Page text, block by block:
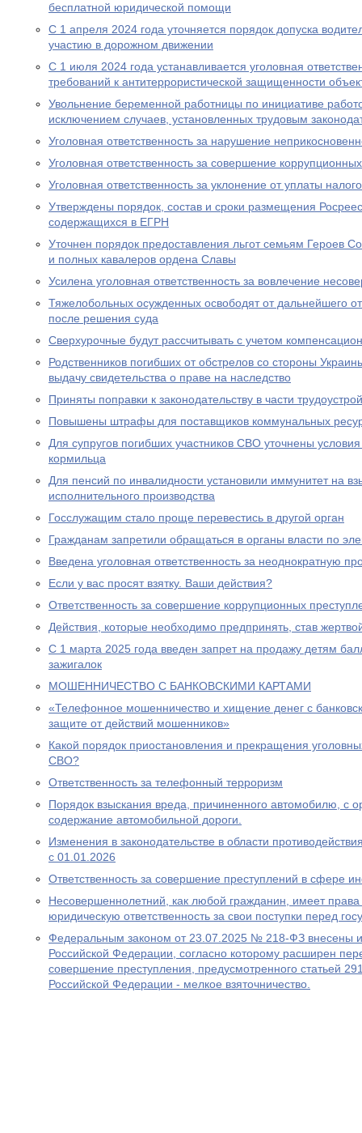
бесплатной юридической помощи
С 1 апреля 2024 года уточняется порядок допуска
участию в дорожном движении
С 1 июля 2024 года устанавливается уголовная
требований к антитеррористической защищенности
Увольнение беременной работницы по инициативе
исключением случаев, установленных трудовым
Уголовная ответственность за нарушение
Уголовная ответственность за совершение
Уголовная ответственность за уклонение от уплаты
Утверждены порядок, состав и сроки размещения
содержащихся в ЕГРН
Уточнен порядок предоставления льгот семьям Героев
и полных кавалеров ордена Славы
Усилена уголовная ответственность за вовлечение
Тяжелобольных осужденных освободят от дальнейшего
после решения суда
Сверхурочные будут рассчитывать с учетом
Родственников погибших от обстрелов со стороны
выдачу свидетельства о праве на наследство
Приняты поправки к законодательству в части
Повышены штрафы для поставщиков коммунальных
Для супругов погибших участников СВО уточнены
кормильца
Для пенсий по инвалидности установили иммунитет на
исполнительного производства
Госслужащим стало проще перевестись в другой орган
Гражданам запретили обращаться в органы власти по
Введена уголовная ответственность за неоднократную
Если у вас просят взятку. Ваши действия?
Ответственность за совершение коррупционных
Действия, которые необходимо предпринять, став
С 1 марта 2025 года введен запрет на продажу детям
зажигалок
МОШЕННИЧЕСТВО С БАНКОВСКИМИ КАРТАМИ
«Телефонное мошенничество и хищение денег с
защите от действий мошенников»
Какой порядок приостановления и прекращения
СВО?
Ответственность за телефонный терроризм
Порядок взыскания вреда, причиненного автомобилю, с
содержание автомобильной дороги.
Изменения в законодательстве в области
с 01.01.2026
Ответственность за совершение преступлений в сфере
Несовершеннолетний, как любой гражданин, имеет права
юридическую ответственность за свои поступки перед
Федеральным законом от 23.07.2025 № 218-ФЗ внесены
Российской Федерации, согласно которому расширен
совершение преступления, предусмотренного статьей
Российской Федерации - мелкое взяточничество.